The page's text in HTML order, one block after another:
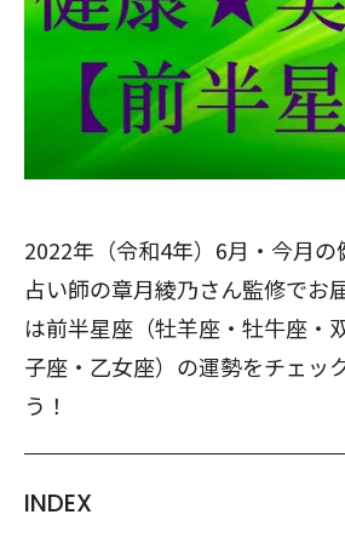
2022年（令和4年）6月・今月の
占い師の章月綾乃さん監修でお
は前半星座（牡羊座・牡牛座・
子座・乙女座）の運勢をチェッ
う！
INDEX